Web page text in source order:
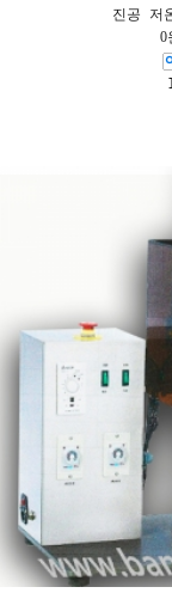
진공 저
0